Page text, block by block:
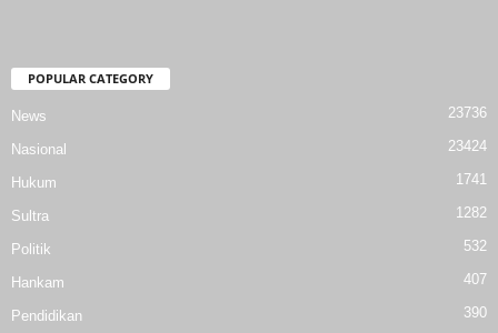
POPULAR CATEGORY
News 23736
Nasional 23424
Hukum 1741
Sultra 1282
Politik 532
Hankam 407
Pendidikan 390